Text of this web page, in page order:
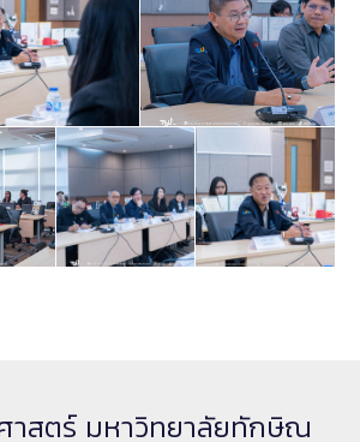
าสตร์ มหาวิทยาลัยทักษิณ